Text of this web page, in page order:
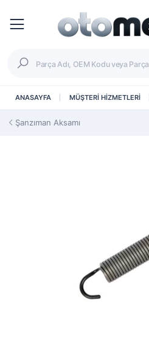
ANASAYFA MÜŞTERİ HİZMETLERİ
Şanzıman Aksamı